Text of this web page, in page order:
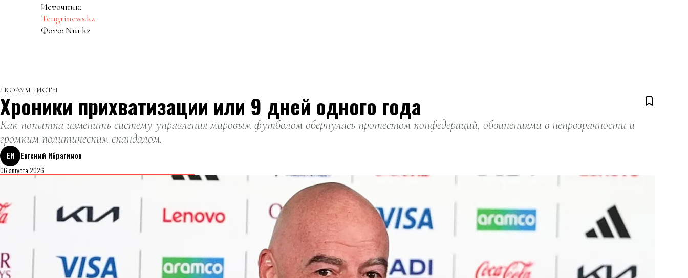
Источник:
Tengrinews.kz
Фото: Nur.kz
КОЛУМНИСТЫ
Хроники прихватизации или 9 дней одного года
Как попытка изменить систему управления мировым футболом обернулась протестом конфедераций, обвинениями в непрозрачности и
громким политическим скандалом.
ЕИ
Евгений Ибрагимов
06 августа 2026